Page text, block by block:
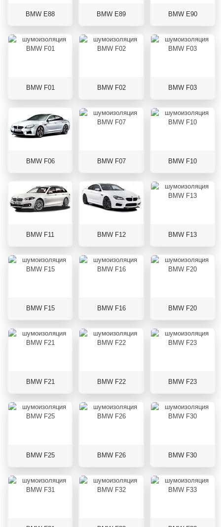
BMW E88 BMW E89 BMW E90
BMW F01 BMW F02 BMW F03
BMW F06 BMW F07 BMW F10
BMW F11 BMW F12 BMW F13
BMW F15 BMW F16 BMW F20
BMW F21 BMW F22 BMW F23
BMW F25 BMW F26 BMW F30